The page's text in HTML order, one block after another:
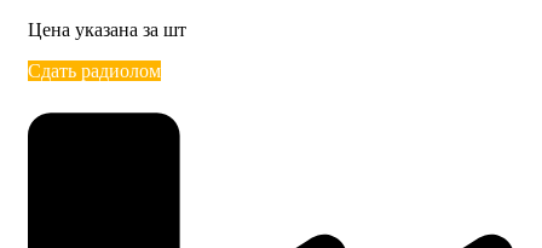
Цена указана за шт
Сдать радиолом